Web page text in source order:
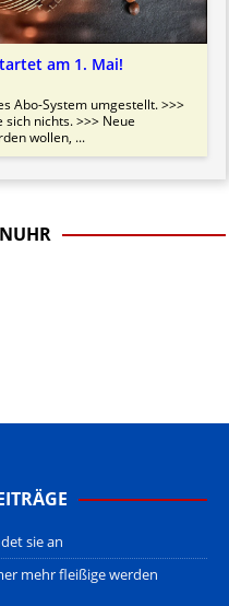
am 1. Mai!
Abo-System umgestellt. >>>
nichts. >>> Neue
wollen, ...
sie an
mehr fleißige werden